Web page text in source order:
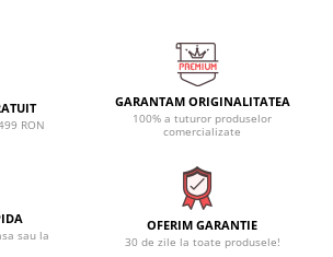
RON
GARANTAM ORIGINALITATEA
100% a tuturor produselor
comercializate
sau la
OFERIM GARANTIE
30 de zile la toate produsele!